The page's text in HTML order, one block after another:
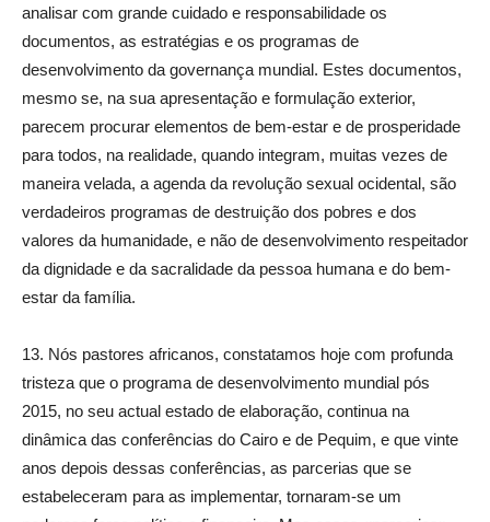
analisar com grande cuidado e responsabilidade os
documentos, as estratégias e os programas de
desenvolvimento da governança mundial. Estes documentos,
mesmo se, na sua apresentação e formulação exterior,
parecem procurar elementos de bem-estar e de prosperidade
para todos, na realidade, quando integram, muitas vezes de
maneira velada, a agenda da revolução sexual ocidental, são
verdadeiros programas de destruição dos pobres e dos
valores da humanidade, e não de desenvolvimento respeitador
da dignidade e da sacralidade da pessoa humana e do bem-
estar da família.
13. Nós pastores africanos, constatamos hoje com profunda
tristeza que o programa de desenvolvimento mundial pós
2015, no seu actual estado de elaboração, continua na
dinâmica das conferências do Cairo e de Pequim, e que vinte
anos depois dessas conferências, as parcerias que se
estabeleceram para as implementar, tornaram-se um